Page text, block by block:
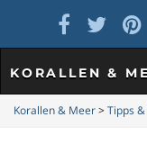
KORALLEN &
Korallen & Meer>Tipps